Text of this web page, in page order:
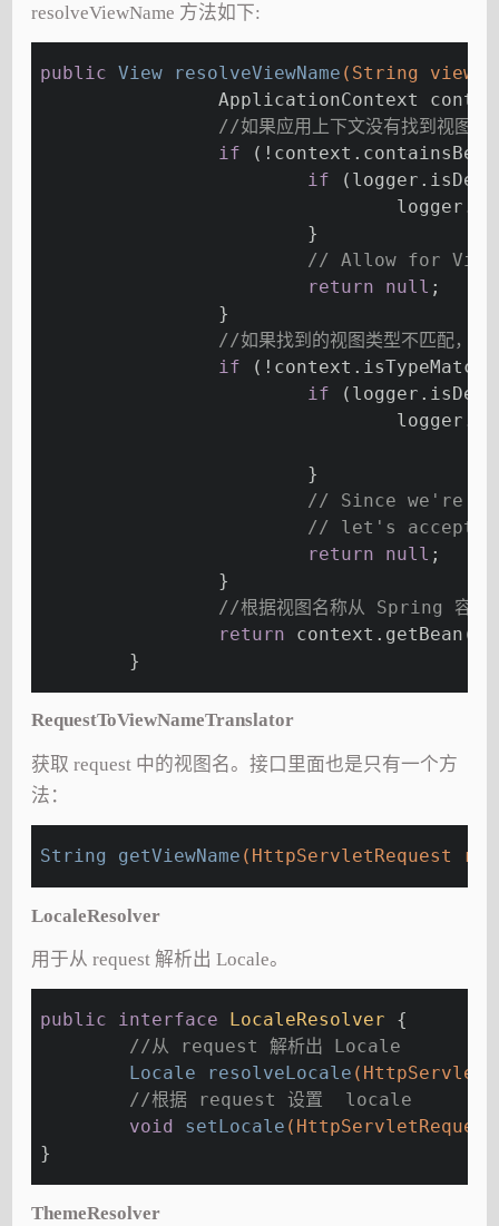
resolveViewName 方法如下:
public View resolveViewName (String
ApplicationContext
//如果应用上下文没有找到视图
if
if
			}
// Allow for
return
null ;
		}
//如果找到的视图类型不匹配，
if
if
			}
// Since we're
// let's accept
return
null ;
		}
//根据视图名称从 Spring 容器
return
	}
RequestToViewNameTranslator
获取 request 中的视图名。接口里面也是只有一个方
法：
String getViewName (HttpServletRequest
LocaleResolver
用于从 request 解析出 Locale。
public interface LocaleResolver
{
//从 request 解析出 Locale
Locale
resolveLocale
//根据 request 设置  locale
void
setLocale
}
ThemeResolver